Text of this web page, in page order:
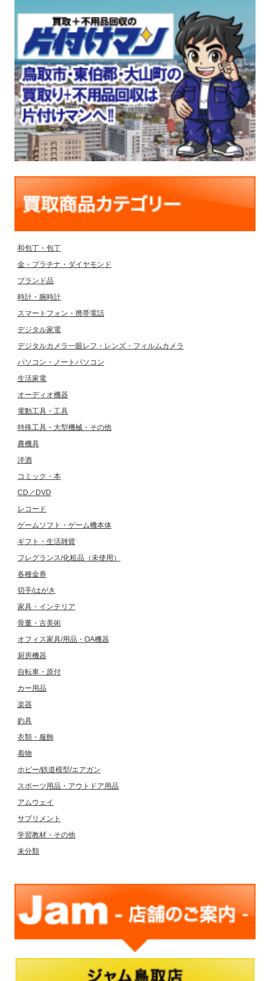
和包丁・包丁
金・プラチナ・ダイヤモンド
ブランド品
時計・腕時計
スマートフォン・携帯電話
デジタル家電
デジタルカメラ一眼レフ・レンズ・フィルムカメラ
パソコン・ノートパソコン
生活家電
オーディオ機器
電動工具・工具
特殊工具・大型機械・その他
農機具
洋酒
コミック・本
CD／DVD
レコード
ゲームソフト・ゲーム機本体
ギフト・生活雑貨
フレグランス/化粧品（未使用）
各種金券
切手/はがき
家具・インテリア
骨董・古美術
オフィス家具/用品・OA機器
厨房機器
自転車・原付
カー用品
楽器
釣具
衣類・服飾
着物
ホビー/鉄道模型/エアガン
スポーツ用品・アウトドア用品
アムウェイ
サプリメント
学習教材・その他
未分類